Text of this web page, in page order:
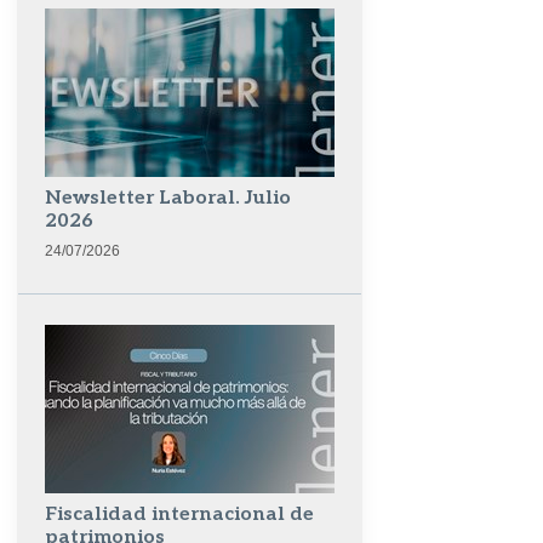
Newsletter Laboral. Julio
2026
24/07/2026
Fiscalidad internacional de
patrimonios